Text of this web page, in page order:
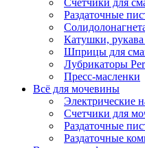
Счетчики для
Раздаточные
Катушки, рукава
Шприцы для
Лубрикаторы
Пресс-масленки
Всё для мочевины
Электрические
Счетчики для
Раздаточные
Раздаточные